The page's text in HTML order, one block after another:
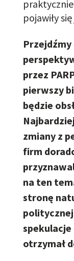
pojawiły
przez
pierwszy
będzie
zmiany z
firm
na ten
stronę
otrzymał